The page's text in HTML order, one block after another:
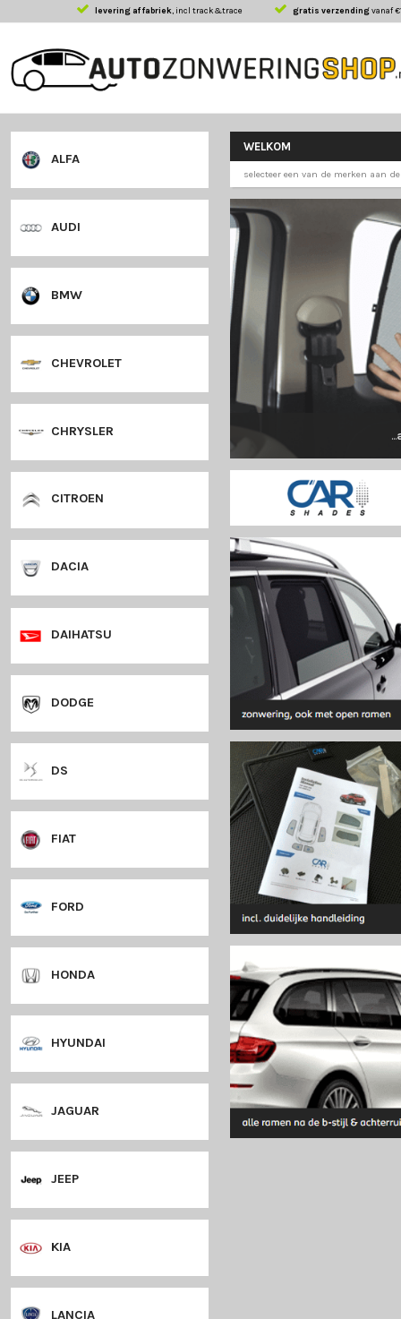
levering af fabriek, incl track&trace gratis
ALFA
BMW
CHRYSLER
CITROEN
DACIA
DAIHATSU
DS
FORD
HYUNDAI
WELKOM
selecteer een